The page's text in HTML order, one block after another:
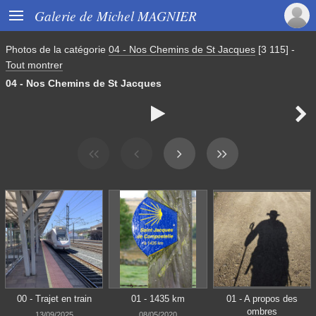
 Galerie de Michel MAGNIER
Photos de la catégorie 04 - Nos Chemins de St Jacques [3 115] -
Tout montrer
04 - Nos Chemins de St Jacques
 
00 - Trajet en train
13/09/2025
01 - 1435 km
08/05/2020
01 - A propos des
ombres